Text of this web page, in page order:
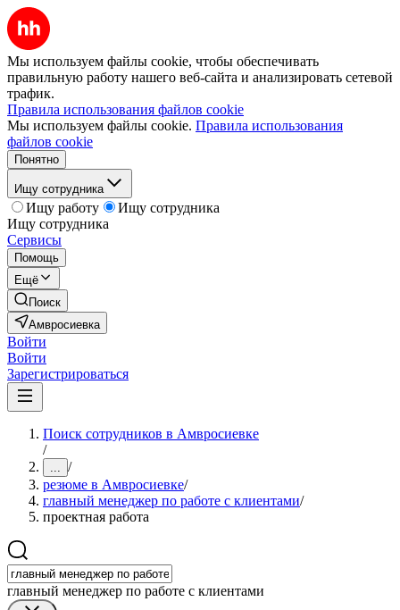
Мы используем файлы cookie, чтобы обеспечивать
правильную работу нашего веб-сайта и анализировать сетевой
трафик.
Правила использования файлов cookie
Мы используем файлы cookie. Правила использования
файлов cookie
Понятно
Ищу сотрудника
Ищу работу
Ищу сотрудника
Ищу сотрудника
Сервисы
Помощь
Ещё
Поиск
Амвросиевка
Войти
Войти
Зарегистрироваться
Поиск сотрудников в Амвросиевке
/
... /
резюме в Амвросиевке/
главный менеджер по работе с клиентами/
проектная работа
главный менеджер по работе с клиентами